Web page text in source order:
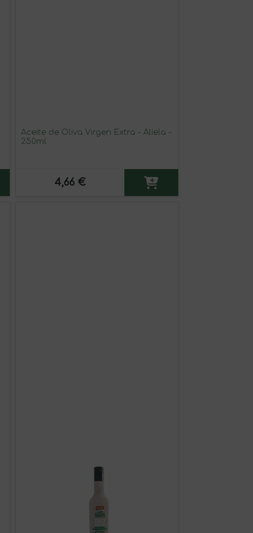
Aceite de Oliva Virgen Extra - Aliela -
250ml
4,66 €